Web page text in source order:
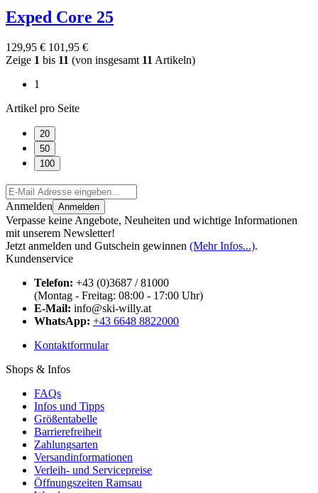
Exped Core 25
129,95 € 101,95 €
Zeige 1 bis 11 (von insgesamt 11 Artikeln)
1
Artikel pro Seite
20
50
100
Anmelden Anmelden
Verpasse keine Angebote, Neuheiten und wichtige Informationen
mit unserem Newsletter!
Jetzt anmelden und Gutschein gewinnen (Mehr Infos...).
Kundenservice
Telefon: +43 (0)3687 / 81000
(Montag - Freitag: 08:00 - 17:00 Uhr)
E-Mail: info@ski-willy.at
WhatsApp: +43 6648 8822000
Kontaktformular
Shops & Infos
FAQs
Infos und Tipps
Größentabelle
Barrierefreiheit
Zahlungsarten
Versandinformationen
Verleih- und Servicepreise
Öffnungszeiten Ramsau